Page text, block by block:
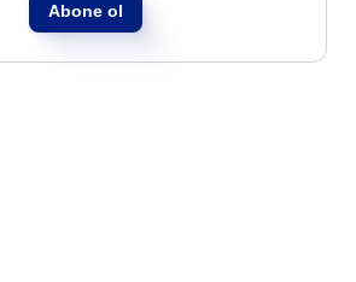
Abone ol